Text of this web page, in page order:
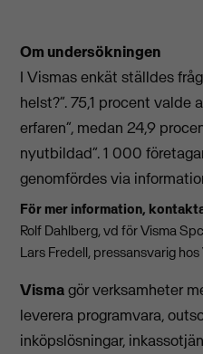
Om undersökningen
I Vismas enkät ställdes
helst?”. 75,1 procent valde
erfaren”, medan 24,9
nyutbildad”. 1 000
genomfördes via
För mer information,
Rolf Dahlberg, vd för Visma
Lars Fredell, pressansvarig
Vismagör verksamheter
leverera programvara,
inköpslösningar,